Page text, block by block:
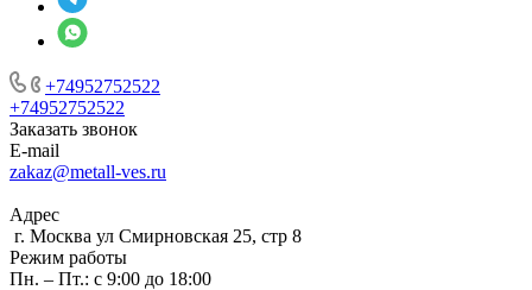
+74952752522
+74952752522
Заказать звонок
E-mail
zakaz@metall-ves.ru
Адрес
г. Москва ул Смирновская 25, стр 8
Режим работы
Пн. – Пт.: с 9:00 до 18:00